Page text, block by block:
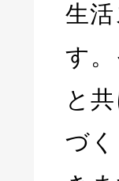
生
す
と
づ